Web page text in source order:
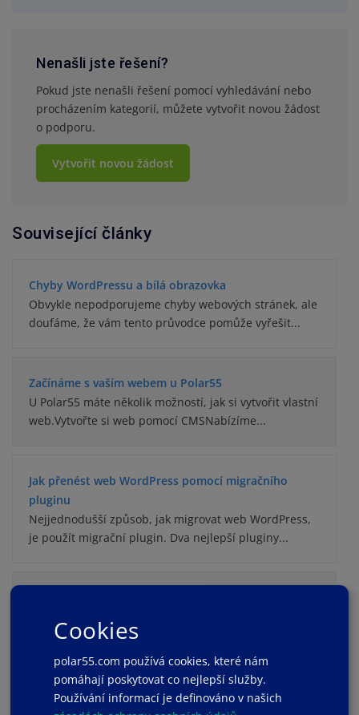
Nenašli jste řešení?
Pokud jste nenašli řešení pomocí vyhledávání nebo
procházením kategorií, můžete vytvořit novou žádost
o podporu.
Vytvořit novou žádost
Související články
Chyby WordPressu a bílá obrazovka
Obvykle nepodporujeme chyby webových stránek, ale
doufáme, že vám tento průvodce pomůže vyřešit...
Začínáme s vaším webem u Polar55
U Polar55 máte několik možností, jak si vytvořit vlastní
web.Vytvořte si web pomocí CMSNabízíme...
Jak přenést web WordPress pomocí migračního
pluginu
Nejjednodušší způsob, jak migrovat web WordPress,
je použít migrační plugin. Dva nejlepší pluginy...
U polar55 je snadné vytvořit buď staging prostředí
pro váš web, nebo zkopírovat/klonovat váš web...
Cookies
polar55.com používá cookies, které nám
pomáhají poskytovat co nejlepší služby.
Používání informací je definováno v našich